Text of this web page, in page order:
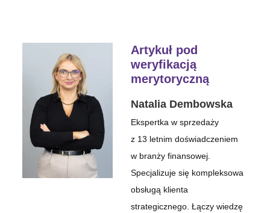
Artykuł pod
weryfikacją
merytoryczną
Natalia Dembowska
Ekspertka w sprzedaży
z 13 letnim doświadczeniem
w branży finansowej.
Specjalizuje się kompleksowa
obsługą klienta
strategicznego. Łączy wiedzę